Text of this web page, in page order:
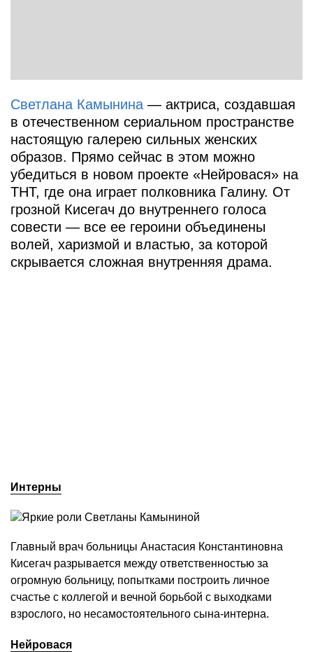
Светлана Камынина — актриса, создавшая
в отечественном сериальном пространстве
настоящую галерею сильных женских
образов. Прямо сейчас в этом можно
убедиться в новом проекте «Нейровася» на
ТНТ, где она играет полковника Галину. От
грозной Кисегач до внутреннего голоса
совести — все ее героини объединены
волей, харизмой и властью, за которой
скрывается сложная внутренняя драма.
Интерны
Главный врач больницы Анастасия Константиновна
Кисегач разрывается между ответственностью за
огромную больницу, попытками построить личное
счастье с коллегой и вечной борьбой с выходками
взрослого, но несамостоятельного сына-интерна.
Нейровася